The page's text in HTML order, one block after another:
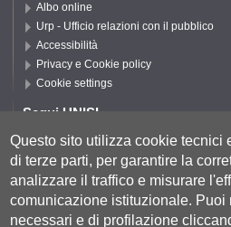
Albo online
Urp - Ufficio relazioni con il pubblico
Accessibilità
Privacy e Cookie policy
Cookie settings
Segui UNISI
Segui DSFTA
Questo sito utilizza cookie tecnici
di terze parti, per garantire la
analizzare il traffico e misurare
comunicazione istituzionale. Puoi
necessari e di profilazione